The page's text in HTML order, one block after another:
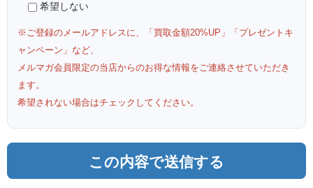
希望しない
※ご登録のメールアドレスに、「買取金額20%UP」「プレゼントキ
ャンペーン」など、
メルマガ会員限定の当店からのお得な情報をご連絡させていただき
ます。
希望されない場合はチェックしてください。